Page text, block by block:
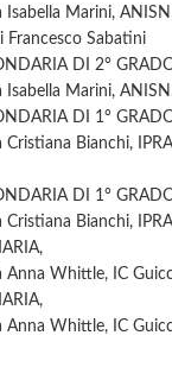
Marini,
Francesco Sabatini
DI 2°
Marini,
DI 1°
Bianchi,
DI 1°
Bianchi,
Whittle, IC
Whittle, IC